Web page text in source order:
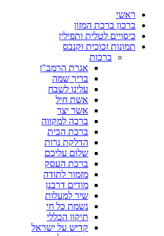
ראשי
ברכון ברכת המזון
כיסויים לטלית ותפילין
תמונות זכוכית וקנבס
ברכות
אגרת הרמב"ן
בריך שמה
עלינו לשבח
אשת חיל
אשר יצר
ברכה למקווה
ברכת הבית
הדלקת נרות
שלום עליכם
ברכת העסק
מזמור לתודה
מודים דרבנן
שיר למעלות
נשמת כל חי
תיקון הכללי
קדיש על ישראל